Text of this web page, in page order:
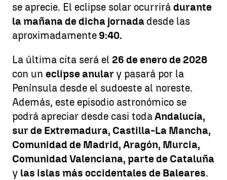
se aprecie. El eclipse solar ocurrirá durante
la mañana de dicha jornada desde las
aproximadamente 9:40.
La última cita será el 26 de enero de 2028
con un eclipse anular y pasará por la
Península desde el sudoeste al noreste.
Además, este episodio astronómico se
podrá apreciar desde casi todaAndalucía,
sur de Extremadura, Castilla-La Mancha,
Comunidad de Madrid, Aragón, Murcia,
Comunidad Valenciana, parte de Cataluña
y las islas más occidentales de Baleares.